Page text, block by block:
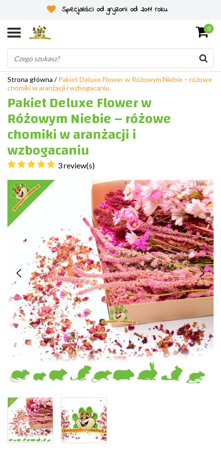
Specjaliści od gryzoni od 2011 roku
0
Strona główna /Pakiet Deluxe Flower w Różowym Niebie – różowe
chomiki w aranżacji i wzbogacaniu
Pakiet Deluxe Flower w
Różowym Niebie – różowe
chomiki w aranżacji i
wzbogacaniu
3 review(s)